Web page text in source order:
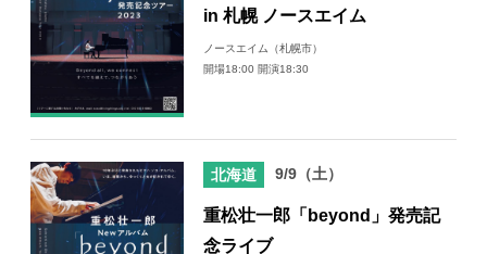
in 札幌 ノースエイム
ノースエイム（札幌市）
開場18:00 開演18:30
北海道 9/9（土）
重松壮一郎「beyond」発売記
念ライブ